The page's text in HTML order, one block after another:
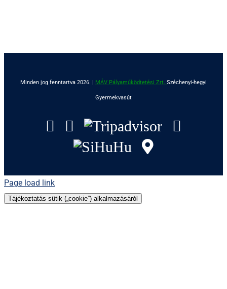
Minden jog fenntartva 2026. | MÁV Pályaműködtetési Zrt. Széchenyi-hegyi
Gyermekvasút
Facebook
Instagram
Tripadvisor
SiHuHu
Page load link
Tájékoztatás sütik („cookie”) alkalmazásáról